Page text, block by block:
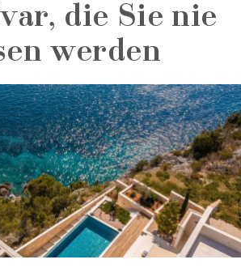
die Sie nie
werden